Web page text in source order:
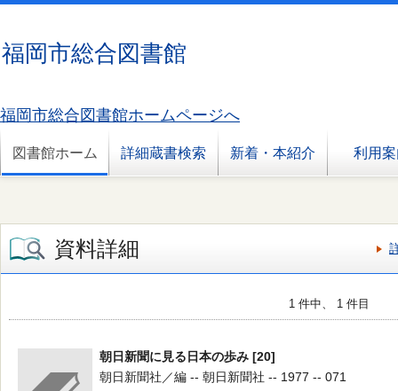
福岡市総合図書館
福岡市総合図書館ホームページへ
図書館ホーム 詳細蔵書検索 新着・本紹介 利用
資料詳細
1 件中、 1 件目
朝日新聞に見る日本の歩み [20]
朝日新聞社／編 -- 朝日新聞社 -- 1977 -- 071